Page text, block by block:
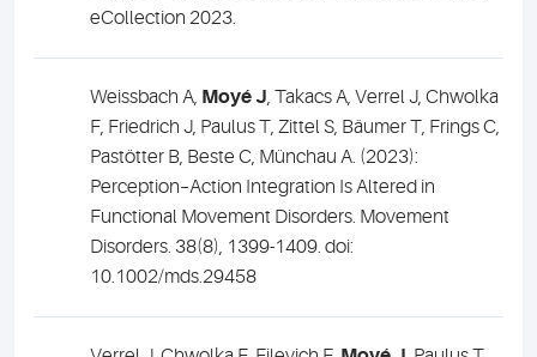
eCollection 2023.
Weissbach A, Moyé J, Takacs A, Verrel J, Chwolka
F, Friedrich J, Paulus T, Zittel S, Bäumer T, Frings C,
Pastötter B, Beste C, Münchau A. (2023):
Perception–Action Integration Is Altered in
Functional Movement Disorders. Movement
Disorders. 38(8), 1399-1409. doi:
10.1002/mds.29458